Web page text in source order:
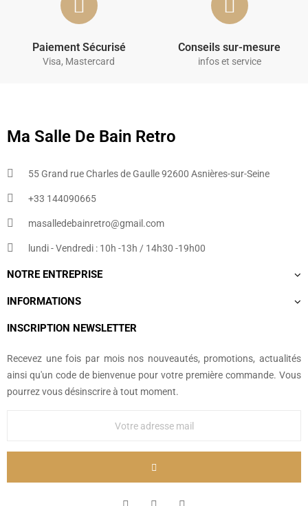
Paiement Sécurisé
Visa, Mastercard
Conseils sur-mesure
infos et service
Ma Salle De Bain Retro
55 Grand rue Charles de Gaulle 92600 Asnières-sur-Seine
+33 144090665​
masalledebainretro@gmail.com
lundi - Vendredi : 10h -13h / 14h30 -19h00
NOTRE ENTREPRISE
INFORMATIONS
INSCRIPTION NEWSLETTER
Recevez une fois par mois nos nouveautés, promotions, actualités
ainsi qu'un code de bienvenue pour votre première commande. Vous
pourrez vous désinscrire à tout moment.